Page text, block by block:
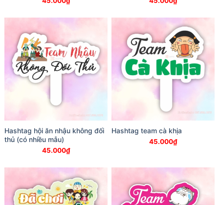
Hashtag hội ăn nhậu không đối
thủ (có nhiều mẫu)
45.000₫
Hashtag team cà khịa
45.000₫